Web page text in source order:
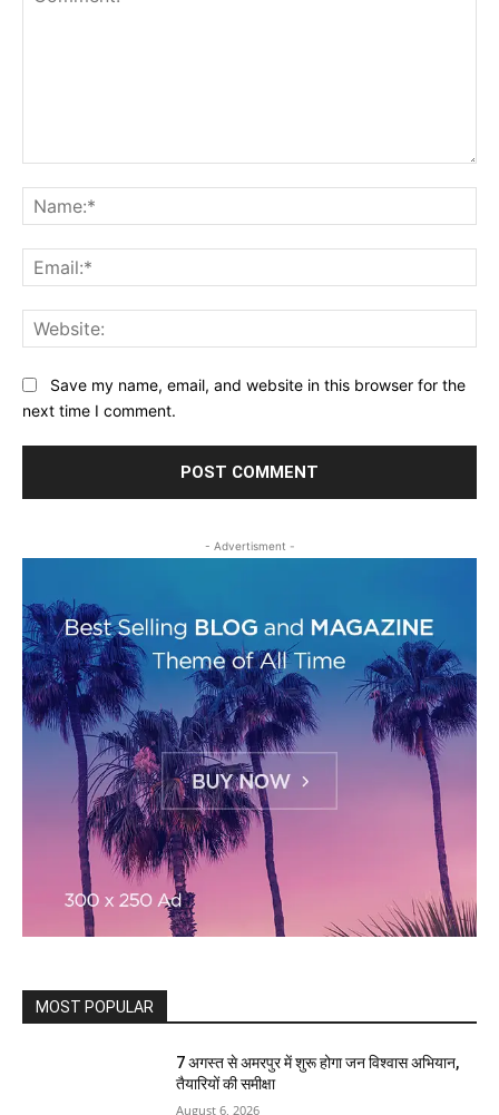
Save my name, email, and website in this browser for the
next time I comment.
- Advertisment -
MOST POPULAR
7 अगस्त से अमरपुर में शुरू होगा जन विश्वास अभियान,
तैयारियों की समीक्षा
August 6, 2026